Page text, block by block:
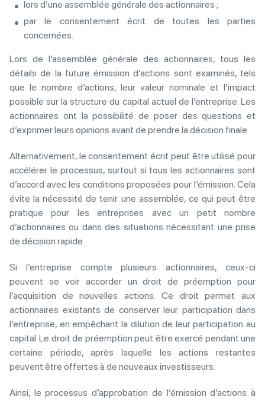
lors d’une assemblée générale des actionnaires ;
par le consentement écrit de toutes les parties
concernées.
Lors de l’assemblée générale des actionnaires, tous les
détails de la future émission d’actions sont examinés, tels
que le nombre d’actions, leur valeur nominale et l’impact
possible sur la structure du capital actuel de l’entreprise. Les
actionnaires ont la possibilité de poser des questions et
d’exprimer leurs opinions avant de prendre la décision finale.
Alternativement, le consentement écrit peut être utilisé pour
accélérer le processus, surtout si tous les actionnaires sont
d’accord avec les conditions proposées pour l’émission. Cela
évite la nécessité de tenir une assemblée, ce qui peut être
pratique pour les entreprises avec un petit nombre
d’actionnaires ou dans des situations nécessitant une prise
de décision rapide.
Si l’entreprise compte plusieurs actionnaires, ceux-ci
peuvent se voir accorder un droit de préemption pour
l’acquisition de nouvelles actions. Ce droit permet aux
actionnaires existants de conserver leur participation dans
l’entreprise, en empêchant la dilution de leur participation au
capital. Le droit de préemption peut être exercé pendant une
certaine période, après laquelle les actions restantes
peuvent être offertes à de nouveaux investisseurs.
Ainsi, le processus d’approbation de l’émission d’actions à